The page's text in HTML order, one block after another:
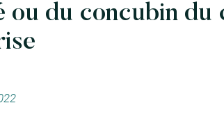
ou du concubin du